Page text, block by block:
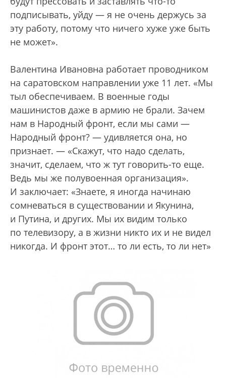
подписывать, уйду — я не очень держусь за
эту работу, потому что ничего хуже уже быть
не может».
Валентина Ивановна работает проводником
на саратовском направлении уже 11 лет. «Мы
тыл обеспечиваем. В военные годы
машинистов даже в армию не брали. Зачем
нам в Народный фронт, если мы сами —
Народный фронт? — удивляется она, но
признает. — «Скажут, что надо сделать,
значит, сделаем, что ж тут говорить-то еще.
Ведь мы же полувоенная организация».
И заключает: «Знаете, я иногда начинаю
сомневаться в существовании и Якунина,
и Путина, и других. Мы их видим только
по телевизору, а в жизни никто их и не видел
никогда. И фронт этот… то ли есть, то ли нет»